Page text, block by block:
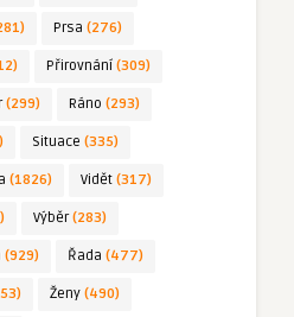
Prsa (276)
Přirovnání (309)
(299) Ráno (293)
Situace (335)
(1826) Vidět (317)
Výběr(283)
(929) Řada (477)
Ženy (490)